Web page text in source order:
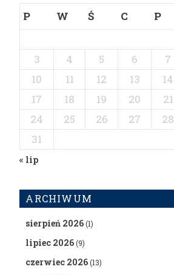
P
W Ś C P
3
4 5 6 7
10
11 12 13 14
17
18 19 20 21
24
25 26 27 28
31
« lip
ARCHIWUM
sierpień 2026(1)
lipiec 2026(9)
czerwiec 2026(13)